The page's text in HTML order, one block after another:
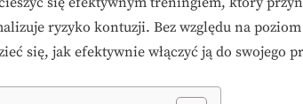
ryzyko kontuzji. Bez względu na
się, jak efektywnie włączyć ją do swojego